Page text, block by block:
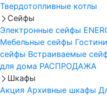
Твердотопливные котлы
Сейфы
Электронные сейфы
Мебельные сейфы
сейфы Встраиваемые
для дома РАСПРОДАЖА
Шкафы
Акция Архивные шкафы